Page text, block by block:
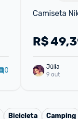
0
Camiseta
R$
Júlia
9 out
Bicicleta Camping